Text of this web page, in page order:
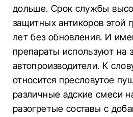
дольше. Срок службы
защитных антикоров этой
лет без обновления. И
препараты используют на
автопроизводители. К
относится пресловутое
различные адские смеси
разогретые составы с